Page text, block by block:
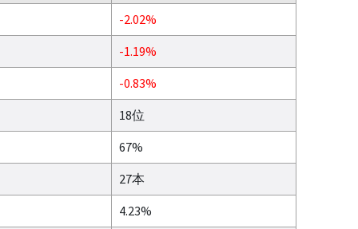
-2.02%
-1.19%
-0.83%
18位
67%
27本
4.23%